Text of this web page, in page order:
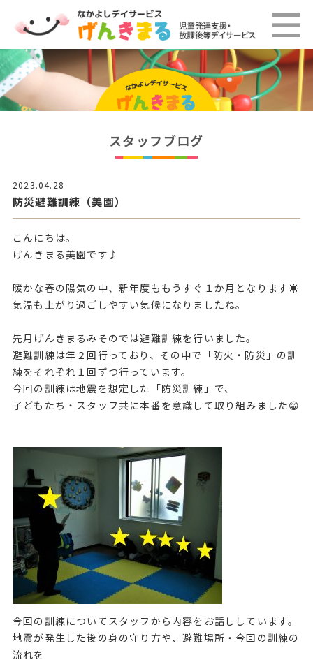
スタッフブログ
2023.04.28
防災避難訓練（美園）
こんにちは。
げんきまる美園です♪
暖かな春の陽気の中、新年度ももうすぐ１か月となります☀
気温も上がり過ごしやすい気候になりましたね。
先月げんきまるみそのでは避難訓練を行いました。
避難訓練は年２回行っており、その中で「防火・防災」の訓
練をそれぞれ１回ずつ行っています。
今回の訓練は地震を想定した「防災訓練」で、
子どもたち・スタッフ共に本番を意識して取り組みました😁
今回の訓練についてスタッフから内容をお話ししています。
地震が発生した後の身の守り方や、避難場所・今回の訓練の
流れを